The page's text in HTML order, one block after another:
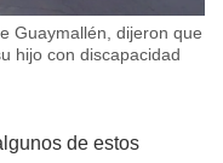
Guaymallén, dijeron que
hijo con discapacidad
de estos